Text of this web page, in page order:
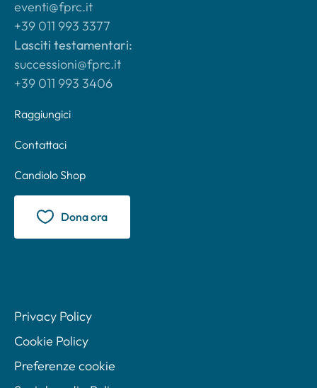
eventi@fprc.it
+39 011 993 3377
Lasciti testamentari:
successioni@fprc.it
+39 011 993 3406
Raggiungici
Contattaci
Candiolo Shop
Dona ora
Privacy Policy
Cookie Policy
Preferenze cookie